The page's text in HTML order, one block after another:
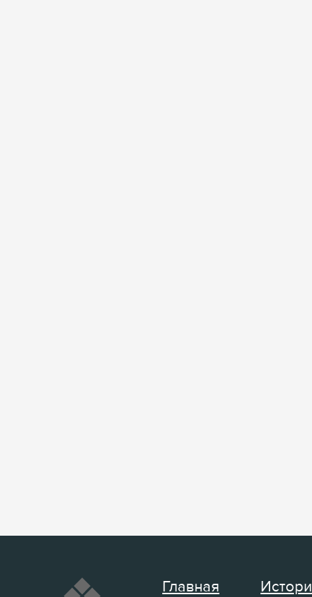
Главная